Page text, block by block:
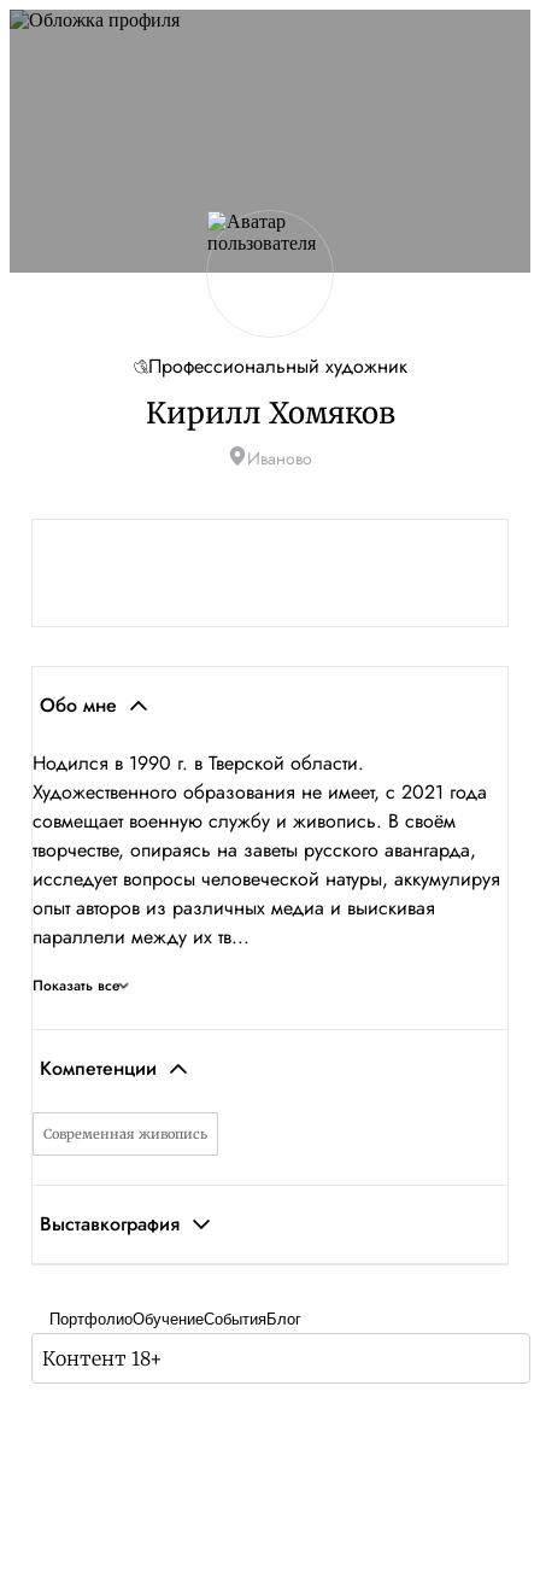
Профессиональный художник
Кирилл Хомяков
Иваново
Обо мне
Hодился в 1990 г. в Тверской области.
Художественного образования не имеет, с 2021 года
совмещает военную службу и живопись. В своём
творчестве, опираясь на заветы русского авангарда,
исследует вопросы человеческой натуры, аккумулируя
опыт авторов из различных медиа и выискивая
параллели между их тв...
Показать все
Компетенции
Современная живопись
Выставкография
ПортфолиоОбучениеСобытияБлог
Контент 18+